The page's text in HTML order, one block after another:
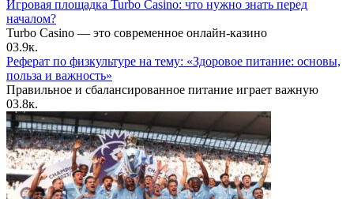
Игровая площадка Turbo Casino: что нужно знать перед
началом?
Turbo Casino — это современное онлайн-казино
03.9к.
Реферат по физкультуре на тему: «Здоровое питание: основы,
польза и важность»
Правильное и сбалансированное питание играет важную
03.8к.